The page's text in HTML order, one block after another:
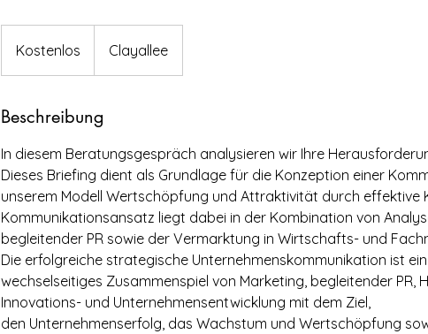
Kostenlos Clayallee
Beschreibung
In diesem Beratungsgespräch analysieren wir Ihre
Dieses Briefing dient als Grundlage für die Konzeption einer
unserem Modell Wertschöpfung und Attraktivität durch effektive
Kommunikationsansatz liegt dabei in der Kombination von
begleitender PR sowie der Vermarktung in Wirtschafts- und
Die erfolgreiche strategische Unternehmenskommunikation ist ein
wechselseitiges Zusammenspiel von Marketing, begleitender PR,
Innovations- und Unternehmensentwicklung mit dem Ziel,
den Unternehmenserfolg, das Wachstum und Wertschöpfung